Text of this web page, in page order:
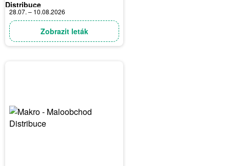
Distribuce
28.07. – 10.08.2026
Zobrazit leták